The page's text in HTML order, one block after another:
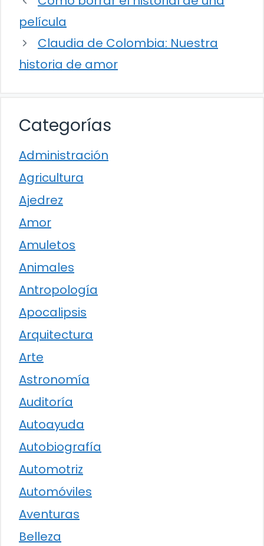
película
Claudia de Colombia: Nuestra
historia de amor
Categorías
Administración
Agricultura
Ajedrez
Amor
Amuletos
Animales
Antropología
Apocalipsis
Arquitectura
Arte
Astronomía
Auditoría
Autoayuda
Autobiografía
Automotriz
Automóviles
Aventuras
Belleza